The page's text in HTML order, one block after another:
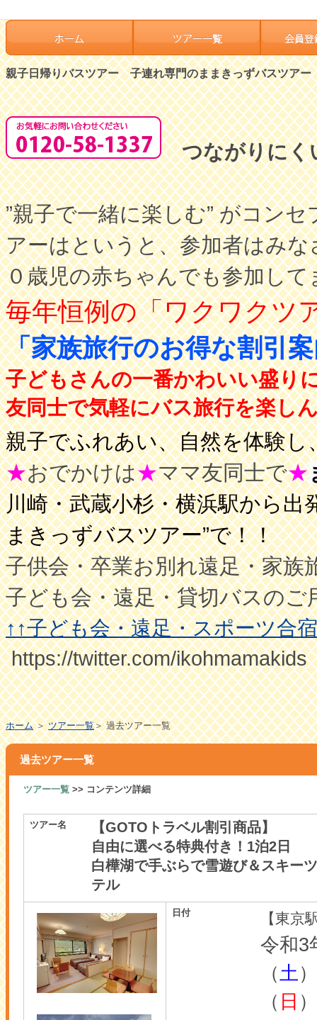
親子日帰りバスツアー 子連れ専門のままきっずバスツアー
つながりにく
”親子で一緒に楽しむ” がコン
アーはというと、参加者はみ
０歳児の赤ちゃんでも参加し
毎年恒例の「ワクワクツ
「家族旅行のお得な割引
子どもさんの一番かわいい盛り
友同士で気軽にバス旅行を楽し
親子でふれあい、自然を体験
★おでかけは★ママ友同士で★
川崎・武蔵小杉・横浜駅から
まきっずバスツアー”で！！
子供会・卒業お別れ遠足・家
子ども会・遠足・貸切バスの
↑↑子ども会・遠足・スポーツ合
https://twitter.com/ikohmamakids
ホーム＞ツアー一覧＞ 過去ツアー一覧
過去ツアー一覧
ツアー一覧 >> コンテンツ詳細
ツアー名
【GOTOトラベル割引商品】
自由に選べる特典付き！1泊2日
白樺湖で手ぶらで雪遊び＆スキー
テル
日付 【東京
令和3
（土
（ 日 ）